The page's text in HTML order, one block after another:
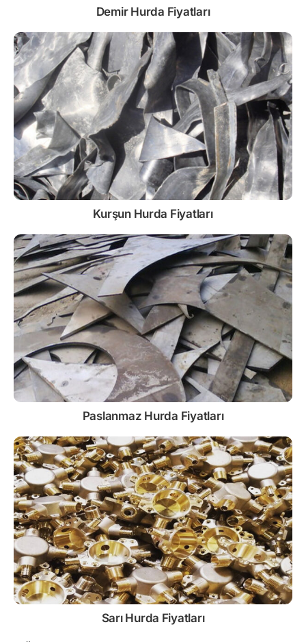
Demir Hurda Fiyatları
Kurşun Hurda Fiyatları
Paslanmaz Hurda Fiyatları
Sarı Hurda Fiyatları